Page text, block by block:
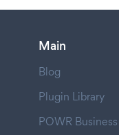
Main
Blog
Plugin Library
POWR Business